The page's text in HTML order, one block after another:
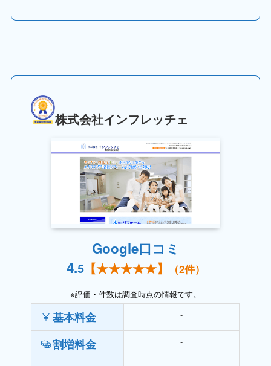
株式会社インフレッチェ
Google口コミ
4.5【★★★★★】 （2件）
※評価・件数は調査時点の情報です。
基本料金 ‐
割増料金 ‐